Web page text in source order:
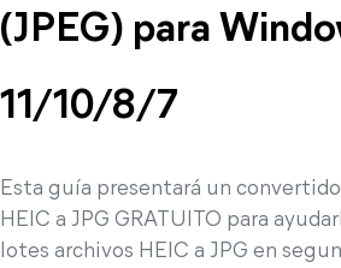
(JPEG) para
11/10/8/7
Esta guía presentará un
HEIC a JPG GRATUITO para
lotes archivos HEIC a JPG en